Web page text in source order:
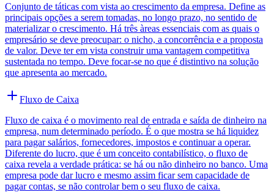
Conjunto de táticas com vista ao crescimento da empresa. Define as
principais opções a serem tomadas, no longo prazo, no sentido de
materializar o crescimento. Há três àreas essenciais com as quais o
empresário se deve preocupar: o nicho, a concorrência e a proposta
de valor. Deve ter em vista construir uma vantagem competitiva
sustentada no tempo. Deve focar-se no que é distintivo na solução
que apresenta ao mercado.
Fluxo de Caixa
Fluxo de caixa é o movimento real de entrada e saída de dinheiro na
empresa, num determinado período. É o que mostra se há liquidez
para pagar salários, fornecedores, impostos e continuar a operar.
Diferente do lucro, que é um conceito contabilístico, o fluxo de
caixa revela a verdade prática: se há ou não dinheiro no banco. Uma
empresa pode dar lucro e mesmo assim ficar sem capacidade de
pagar contas, se não controlar bem o seu fluxo de caixa.